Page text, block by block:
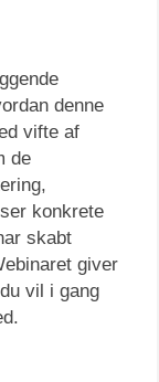
denne
vifte af
de
konkrete
skabt
giver
vil i gang